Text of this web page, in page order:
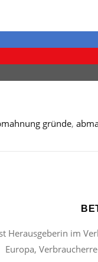
gründe,
Herausgeberin im
Europa,